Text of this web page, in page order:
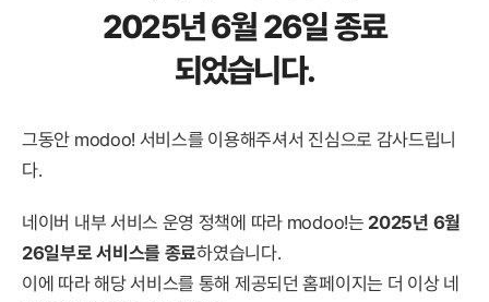
2025년 6월 26일 종료
되었습니다.
그동안 modoo! 서비스를 이용해주셔서 진심으로 감사드립니
다.
네이버 내부 서비스 운영 정책에 따라 modoo!는 2025년 6월
26일부로 서비스를 종료하였습니다.
이에 따라 해당 서비스를 통해 제공되던 홈페이지는 더 이상 네